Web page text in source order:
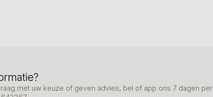
met uw keuze of geven advies, bel of app ons 7 dagen per